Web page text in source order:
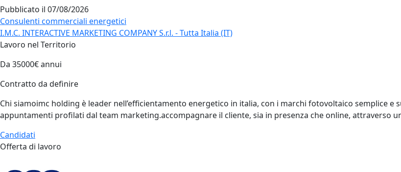
Pubblicato il 07/08/2026
Consulenti commerciali energetici
I.M.C. INTERACTIVE MARKETING COMPANY S.r.l. - Tutta Italia (IT)
Lavoro nel Territorio
Da 35000€ annui
Contratto da definire
Chi siamoimc holding è leader nell’efficientamento energetico in italia, con i marchi fotovoltaico semplice
appuntamenti profilati dal team marketing.accompagnare il cliente, sia in presenza che online, attraverso
Candidati
Offerta di lavoro